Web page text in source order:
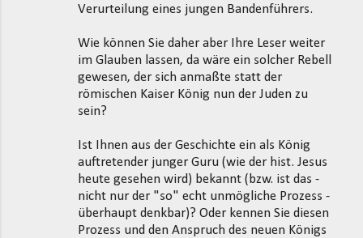
Verurteilung eines jungen Bandenführers.
Wie können Sie daher aber Ihre Leser weiter
im Glauben lassen, da wäre ein solcher Rebell
gewesen, der sich anmaßte statt der
römischen Kaiser König nun der Juden zu
sein?
Ist Ihnen aus der Geschichte ein als König
auftretender junger Guru (wie der hist. Jesus
heute gesehen wird) bekannt (bzw. ist das -
nicht nur der "so" echt unmögliche Prozess -
überhaupt denkbar)? Oder kennen Sie diesen
Prozess und den Anspruch des neuen Königs